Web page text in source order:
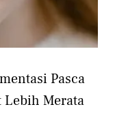
Pasca
Merata